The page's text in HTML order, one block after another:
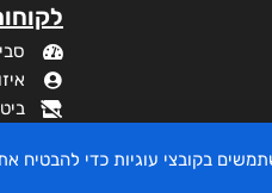
שמורות. בוקסאי טכנולוגיות בע"מ שד אבא אבן 16 הרצליה
בקובצי עוגיות כדי